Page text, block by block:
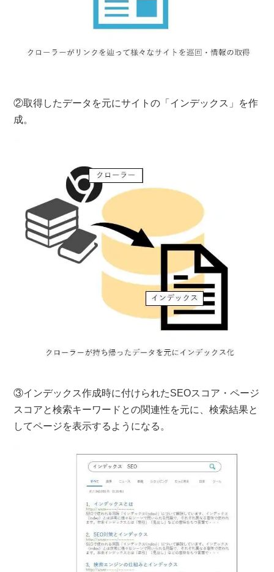
②取得したデータを元にサイトの「インデックス」を作
成。
③インデックス作成時に付けられたSEOスコア・ページ
スコアと検索キーワードとの関連性を元に、検索結果と
してページを表示するようになる。